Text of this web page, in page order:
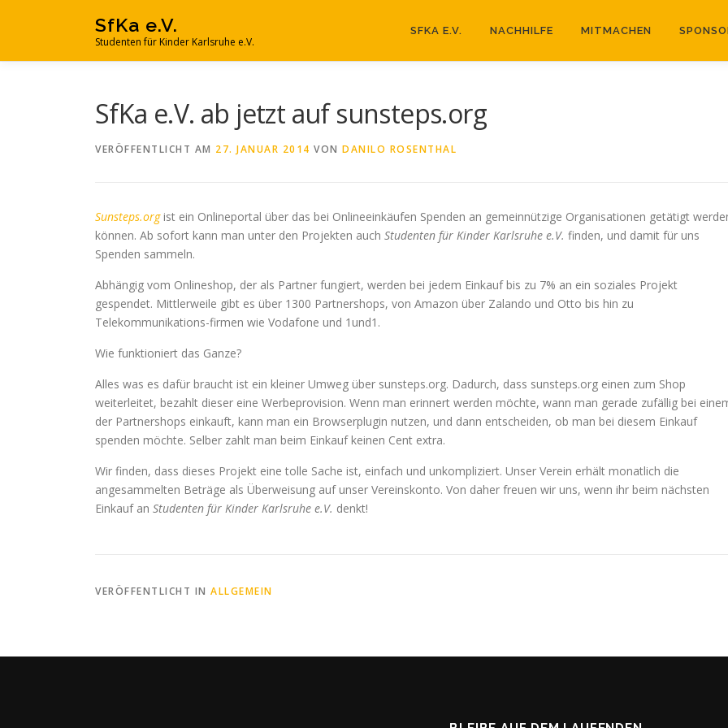
SfKa e.V.
Studenten für Kinder Karlsruhe e.V.
SFKA E.V. NACHHILFE MITMACHEN
SfKa e.V. ab jetzt auf sunsteps.org
VERÖFFENTLICHT AM 27. JANUAR 2014 VON DANILO ROSENTHAL
Sunsteps.orgist ein Onlineportal über das bei Onlineeinkäufen Spenden an gemeinnützige Organisationen getätigt
können. Ab sofort kann man unter den Projekten auch Studenten für Kinder Karlsruhe e.V. finden, und damit für uns
Spenden sammeln.
Abhängig vom Onlineshop, der als Partner fungiert, werden bei jedem Einkauf bis zu 7% an ein soziales Projekt
gespendet. Mittlerweile gibt es über 1300 Partnershops, von Amazon über Zalando und Otto bis hin zu
Telekommunikations-firmen wie Vodafone und 1und1.
Wie funktioniert das Ganze?
Alles was es dafür braucht ist ein kleiner Umweg über sunsteps.org. Dadurch, dass sunsteps.org einen zum Shop
weiterleitet, bezahlt dieser eine Werbeprovision. Wenn man erinnert werden möchte, wann man gerade zufällig bei
der Partnershops einkauft, kann man ein Browserplugin nutzen, und dann entscheiden, ob man bei diesem Einkauf
spenden möchte. Selber zahlt man beim Einkauf keinen Cent extra.
Wir finden, dass dieses Projekt eine tolle Sache ist, einfach und unkompliziert. Unser Verein erhält monatlich die
angesammelten Beträge als Überweisung auf unser Vereinskonto. Von daher freuen wir uns, wenn ihr beim nächsten
Einkauf an Studenten für Kinder Karlsruhe e.V. denkt!
VERÖFFENTLICHT IN ALLGEMEIN